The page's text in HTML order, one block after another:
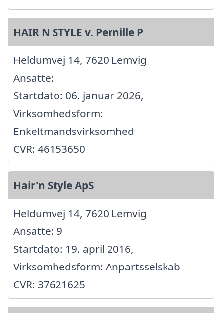
HAIR N STYLE v. Pernille P
Heldumvej 14, 7620 Lemvig
Ansatte:
Startdato: 06. januar 2026,
Virksomhedsform:
Enkeltmandsvirksomhed
CVR: 46153650
Hair'n Style ApS
Heldumvej 14, 7620 Lemvig
Ansatte: 9
Startdato: 19. april 2016,
Virksomhedsform: Anpartsselskab
CVR: 37621625